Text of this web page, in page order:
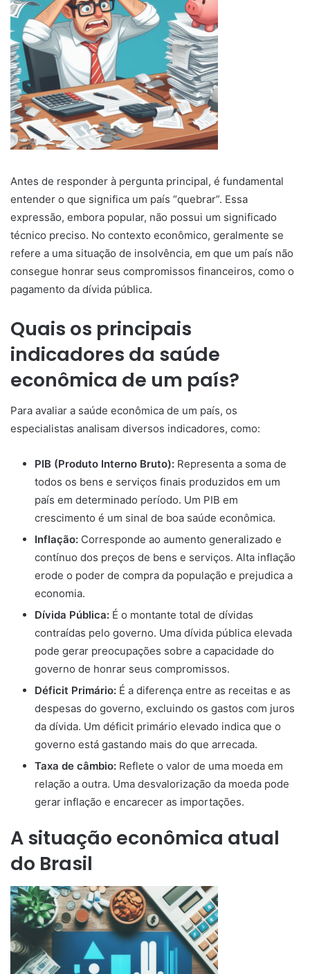
Antes de responder à pergunta principal, é fundamental
entender o que significa um país “quebrar”. Essa
expressão, embora popular, não possui um significado
técnico preciso. No contexto econômico, geralmente se
refere a uma situação de insolvência, em que um país não
consegue honrar seus compromissos financeiros, como o
pagamento da dívida pública.
Quais os principais
indicadores da saúde
econômica de um país?
Para avaliar a saúde econômica de um país, os
especialistas analisam diversos indicadores, como:
PIB (Produto Interno Bruto): Representa a soma de
todos os bens e serviços finais produzidos em um
país em determinado período. Um PIB em
crescimento é um sinal de boa saúde econômica.
Inflação: Corresponde ao aumento generalizado e
contínuo dos preços de bens e serviços. Alta inflação
erode o poder de compra da população e prejudica a
economia.
Dívida Pública: É o montante total de dívidas
contraídas pelo governo. Uma dívida pública elevada
pode gerar preocupações sobre a capacidade do
governo de honrar seus compromissos.
Déficit Primário: É a diferença entre as receitas e as
despesas do governo, excluindo os gastos com juros
da dívida. Um déficit primário elevado indica que o
governo está gastando mais do que arrecada.
Taxa de câmbio: Reflete o valor de uma moeda em
relação a outra. Uma desvalorização da moeda pode
gerar inflação e encarecer as importações.
A situação econômica atual
do Brasil